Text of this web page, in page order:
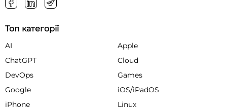
Топ категорії
AI
Apple
ChatGPT
Cloud
DevOps
Games
Google
iOS/iPadOS
iPhone
Linux